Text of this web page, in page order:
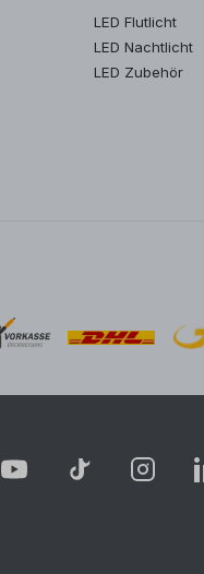
LED Flutlicht
LED Nachtlicht
LED Zubehör